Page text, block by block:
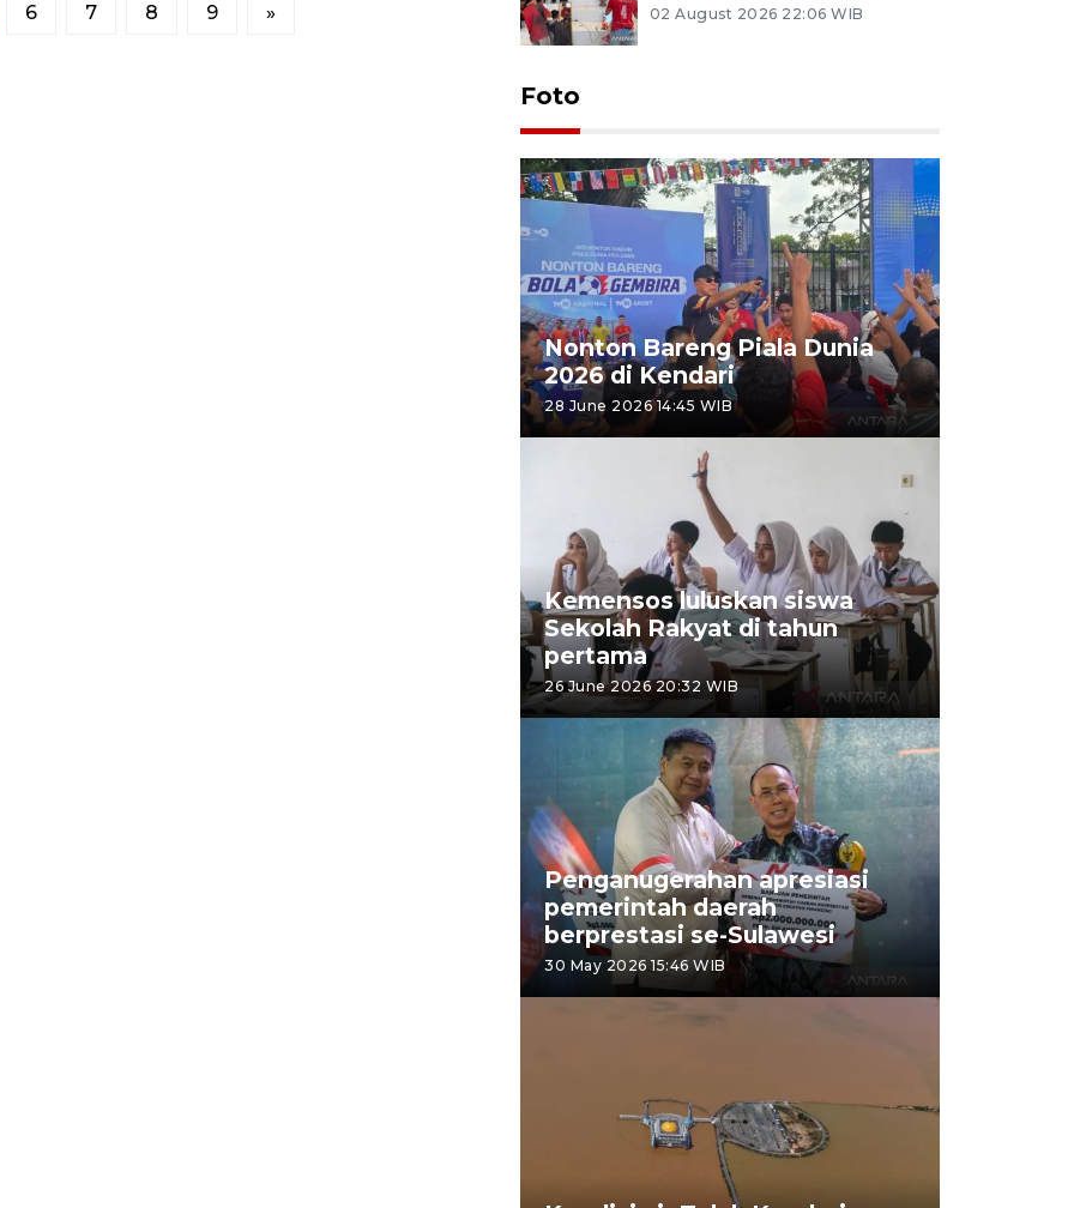
6 7 8 9 » 02 August 2026 22:06 WIB
Foto
Nonton Bareng Piala Dunia
2026 di Kendari
28 June 2026 14:45 WIB
Kemensos luluskan siswa
Sekolah Rakyat di tahun
pertama
26 June 2026 20:32 WIB
Penganugerahan apresiasi
pemerintah daerah
berprestasi se-Sulawesi
30 May 2026 15:46 WIB